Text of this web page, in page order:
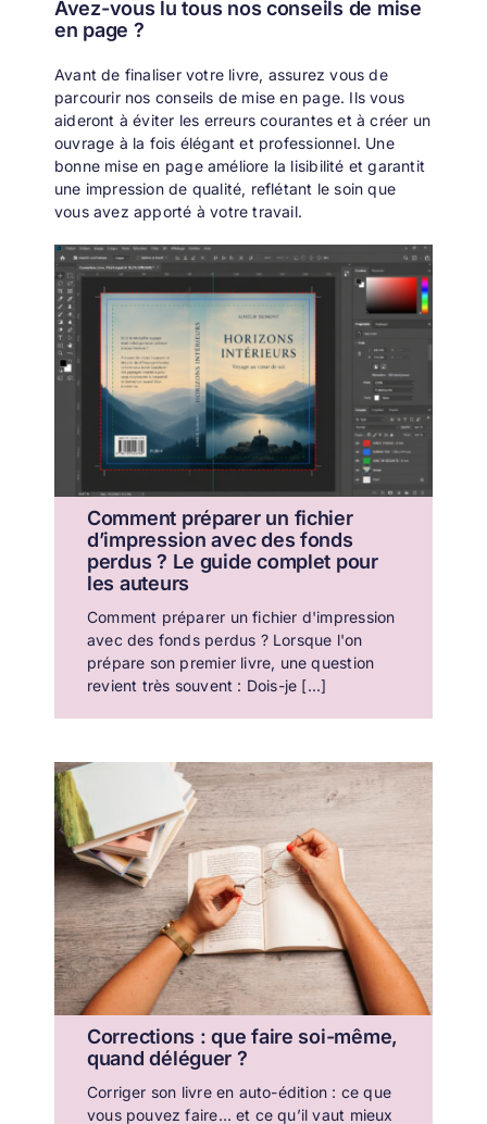
Avez-vous lu tous nos conseils de mise
en page ?
Avant de finaliser votre livre, assurez vous de
parcourir nos conseils de mise en page. Ils vous
aideront à éviter les erreurs courantes et à créer un
ouvrage à la fois élégant et professionnel. Une
bonne mise en page améliore la lisibilité et garantit
une impression de qualité, reflétant le soin que
vous avez apporté à votre travail.
Comment préparer un fichier
d’impression avec des fonds
perdus ? Le guide complet pour
les auteurs
Comment préparer un fichier d'impression
avec des fonds perdus ? Lorsque l'on
prépare son premier livre, une question
revient très souvent : Dois-je [...]
Corrections : que faire soi-même,
quand déléguer ?
Corriger son livre en auto-édition : ce que
vous pouvez faire… et ce qu’il vaut mieux